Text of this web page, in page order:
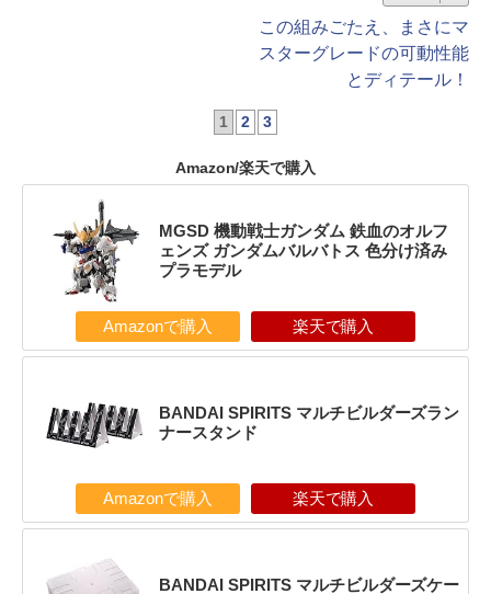
この組みごたえ、まさにマ
スターグレードの可動性能
とディテール！
1 2 3
Amazon/楽天で購入
MGSD 機動戦士ガンダム 鉄血のオルフ
ェンズ ガンダムバルバトス 色分け済み
プラモデル
Amazonで購入 楽天で購入
BANDAI SPIRITS マルチビルダーズラン
ナースタンド
Amazonで購入 楽天で購入
BANDAI SPIRITS マルチビルダーズケー